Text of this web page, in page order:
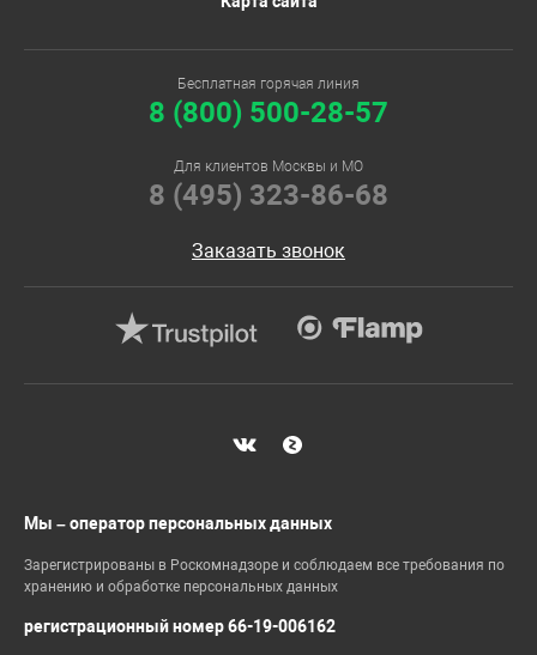
Бесплатная горячая линия
8 (800) 500-28-57
Для клиентов Москвы и МО
8 (495) 323-86-68
Заказать звонок
Мы – оператор персональных данных
Зарегистрированы в Роскомнадзоре и соблюдаем все требования по
хранению и обработке персональных данных
регистрационный номер 66-19-006162